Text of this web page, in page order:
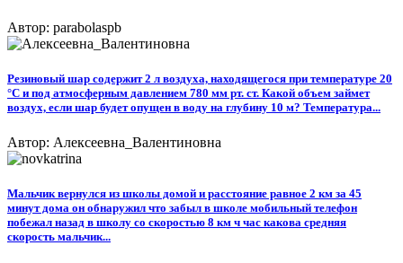
Автор: parabolaspb
Резиновый шар содержит 2 л воздуха, находящегося при температуре 20
°С и под атмосферным давлением 780 мм рт. ст. Какой объем займет
воздух, если шар будет опущен в воду на глубину 10 м? Температура...
Автор: Алексеевна_Валентиновна
Мальчик вернулся из школы домой и расстояние равное 2 км за 45
минут дома он обнаружил что забыл в школе мобильный телефон
побежал назад в школу со скоростью 8 км ч час какова средняя
скорость мальчик...